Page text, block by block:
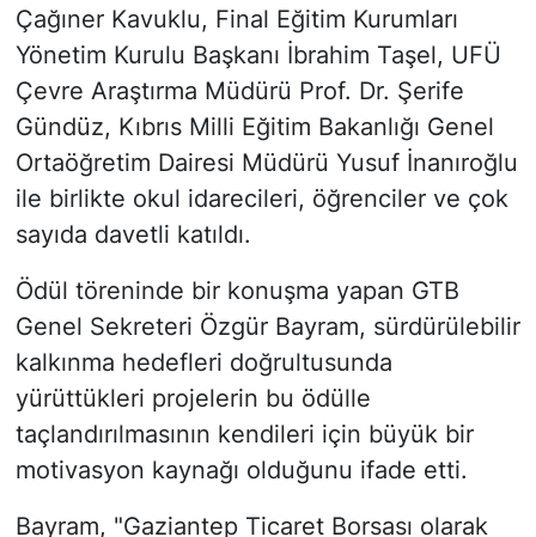
Çağıner Kavuklu, Final Eğitim Kurumları
Yönetim Kurulu Başkanı İbrahim Taşel, UFÜ
Çevre Araştırma Müdürü Prof. Dr. Şerife
Gündüz, Kıbrıs Milli Eğitim Bakanlığı Genel
Ortaöğretim Dairesi Müdürü Yusuf İnanıroğlu
ile birlikte okul idarecileri, öğrenciler ve çok
sayıda davetli katıldı.
Ödül töreninde bir konuşma yapan GTB
Genel Sekreteri Özgür Bayram, sürdürülebilir
kalkınma hedefleri doğrultusunda
yürüttükleri projelerin bu ödülle
taçlandırılmasının kendileri için büyük bir
motivasyon kaynağı olduğunu ifade etti.
Bayram, "Gaziantep Ticaret Borsası olarak